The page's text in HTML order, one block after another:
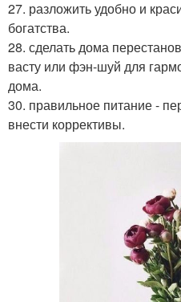
27. разложить удобно и
богатства.
28. сделать дома
васту или фэн-шуй для
дома.
30. правильное питание -
внести коррективы.